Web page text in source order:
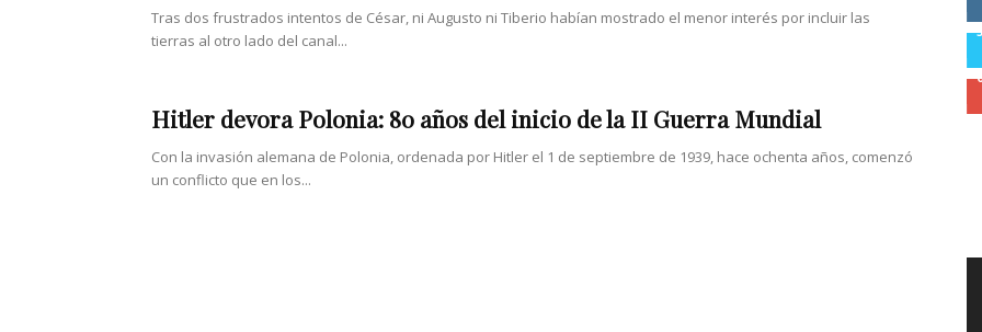
Tras dos frustrados intentos de César, ni Augusto ni Tiberio habían mostrado el menor interés por incluir las
tierras al otro lado del canal...
Hitler devora Polonia: 80 años del inicio de la II Guerra Mundial
Con la invasión alemana de Polonia, ordenada por Hitler el 1 de septiembre de 1939, hace ochenta años, comenzó
un conflicto que en los...
0